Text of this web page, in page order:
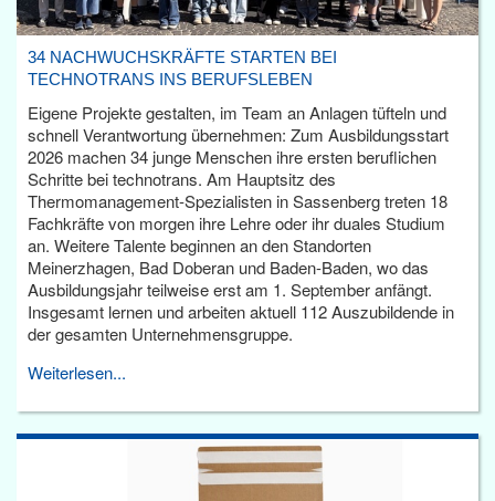
34 NACHWUCHSKRÄFTE STARTEN BEI
TECHNOTRANS INS BERUFSLEBEN
Eigene Projekte gestalten, im Team an Anlagen tüfteln und
schnell Verantwortung übernehmen: Zum Ausbildungsstart
2026 machen 34 junge Menschen ihre ersten beruflichen
Schritte bei technotrans. Am Hauptsitz des
Thermomanagement-Spezialisten in Sassenberg treten 18
Fachkräfte von morgen ihre Lehre oder ihr duales Studium
an. Weitere Talente beginnen an den Standorten
Meinerzhagen, Bad Doberan und Baden-Baden, wo das
Ausbildungsjahr teilweise erst am 1. September anfängt.
Insgesamt lernen und arbeiten aktuell 112 Auszubildende in
der gesamten Unternehmensgruppe.
Weiterlesen...